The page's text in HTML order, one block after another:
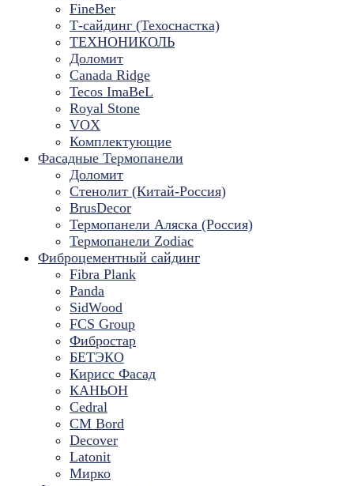
FineBer
Т-сайдинг (Техоснастка)
ТЕХНОНИКОЛЬ
Доломит
Canada Ridge
Tecos ImaBeL
Royal Stone
VOX
Комплектующие
Фасадные Термопанели
Доломит
Стенолит (Китай-Россия)
BrusDecor
Термопанели Аляска (Россия)
Термопанели Zodiac
Фиброцементный сайдинг
Fibra Plank
Panda
SidWood
FCS Group
Фибростар
БЕТЭКО
Кирисс Фасад
КАНЬОН
Cedral
CM Bord
Decover
Latonit
Мирко